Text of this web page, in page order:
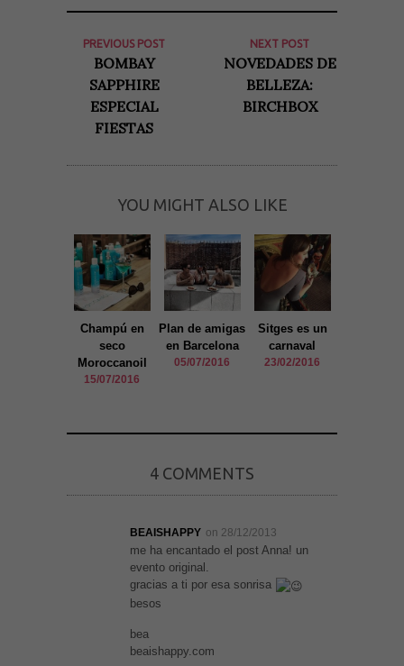
PREVIOUS POST
BOMBAY
SAPPHIRE
ESPECIAL
FIESTAS
NEXT POST
NOVEDADES DE
BELLEZA:
BIRCHBOX
YOU MIGHT ALSO LIKE
Champú en
seco
Moroccanoil
15/07/2016
Plan de amigas
en Barcelona
05/07/2016
Sitges es un
carnaval
23/02/2016
4 COMMENTS
BEAISHAPPY on 28/12/2013
me ha encantado el post Anna! un
evento original.
gracias a ti por esa sonrisa
besos
bea
beaishappy.com